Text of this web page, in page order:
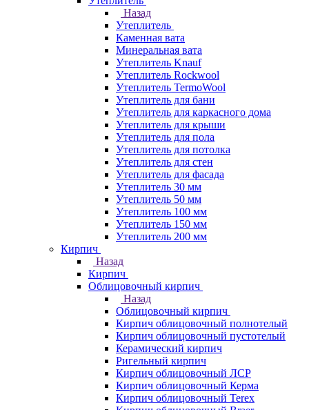
Назад
Утеплитель
Каменная вата
Минеральная вата
Утеплитель Knauf
Утеплитель Rockwool
Утеплитель TermoWool
Утеплитель для бани
Утеплитель для каркасного дома
Утеплитель для крыши
Утеплитель для пола
Утеплитель для потолка
Утеплитель для стен
Утеплитель для фасада
Утеплитель 30 мм
Утеплитель 50 мм
Утеплитель 100 мм
Утеплитель 150 мм
Утеплитель 200 мм
Кирпич
Назад
Кирпич
Облицовочный кирпич
Назад
Облицовочный кирпич
Кирпич облицовочный полнотелый
Кирпич облицовочный пустотелый
Керамический кирпич
Ригельный кирпич
Кирпич облицовочный ЛСР
Кирпич облицовочный Керма
Кирпич облицовочный Terex